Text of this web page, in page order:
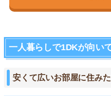
一人暮らしで1DKが向い
安くて広いお部屋に住み